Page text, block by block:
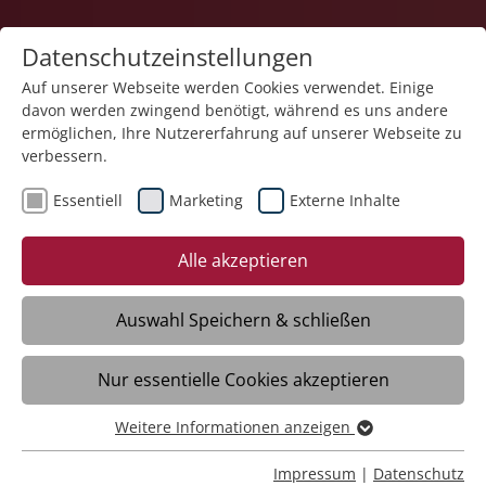
Karriere
Heilerziehungspfleger | Pflegefachkraft
Datenschutzeinstellungen
Auf unserer Webseite werden Cookies verwendet. Einige
davon werden zwingend benötigt, während es uns andere
ermöglichen, Ihre Nutzererfahrung auf unserer Webseite zu
verbessern.
Essentiell Marketing Externe Inhalte
Alle akzeptieren
Auswahl Speichern & schließen
Nur essentielle Cookies akzeptieren
Essentiell
Essentielle Cookies werden für grundlegende Funktionen
Weitere Informationen anzeigen
Impressum | Datenschutz